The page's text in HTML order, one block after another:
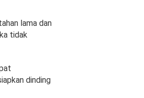
lama dan
tidak
dinding